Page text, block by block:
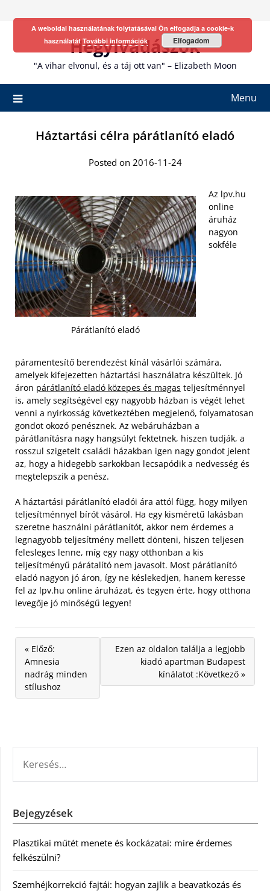
Hegyivadászok
"A vihar elvonul, és a táj ott van" – Elizabeth Moon
Menu
Háztartási célra párátlanító eladó
Posted on 2016-11-24
Párátlanító eladó
Az lpv.hu
online
áruház
nagyon
sokféle
páramentesítő berendezést kínál vásárlói számára,
amelyek kifejezetten háztartási használatra készültek. Jó
áron párátlanító eladó közepes és magas teljesítménnyel
is, amely segítségével egy nagyobb házban is végét lehet
venni a nyirkosság következtében megjelenő, folyamatosan
gondot okozó penésznek. Az webáruházban a
párátlanításra nagy hangsúlyt fektetnek, hiszen tudják, a
rosszul szigetelt családi házakban igen nagy gondot jelent
az, hogy a hidegebb sarkokban lecsapódik a nedvesség és
megtelepszik a penész.
A háztartási párátlanító eladói ára attól függ, hogy milyen
teljesítménnyel bírót vásárol. Ha egy kisméretű lakásban
szeretne használni párátlanítót, akkor nem érdemes a
legnagyobb teljesítmény mellett dönteni, hiszen teljesen
felesleges lenne, míg egy nagy otthonban a kis
teljesítményű párátalító nem javasolt. Most párátlanító
eladó nagyon jó áron, így ne késlekedjen, hanem keresse
fel az lpv.hu online áruházat, és tegyen érte, hogy otthona
levegője jó minőségű legyen!
« Előző:
Amnesia
nadrág minden
stílushoz
Ezen az oldalon találja a legjobb
kiadó apartman Budapest
kínálatot :Következő »
Bejegyzések
Plasztikai műtét menete és kockázatai: mire érdemes
felkészülni?
Szemhéjkorrekció fajtái: hogyan zajlik a beavatkozás és
A weboldal használatának folytatásával Ön elfogadja a cookie-k
használatátTovábbi információk Elfogadom